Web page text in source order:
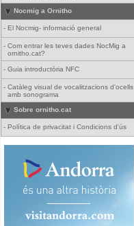
Nocmig a Ornitho
- El Nocmig- informació general
- Com entrar les teves dades NocMig a
ornitho.cat?
- Guia introductòria NFC
- Catàleg visual de vocalitzacions d'ocells
amb sonograma
Sobre ornitho.cat
- Política de privacitat i Condicions d'ús